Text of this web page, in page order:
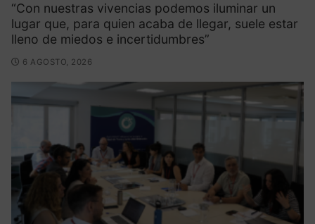
“Con nuestras vivencias podemos iluminar un
lugar que, para quien acaba de llegar, suele estar
lleno de miedos e incertidumbres”
6 AGOSTO, 2026